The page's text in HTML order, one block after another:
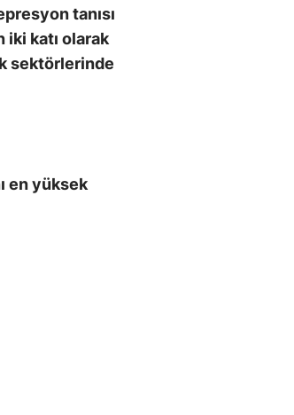
tanısı
iki katı olarak
sektörlerinde
en yüksek